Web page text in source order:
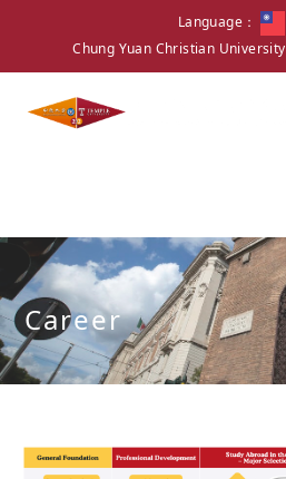
Language：
Chung Yuan Christian University
Career